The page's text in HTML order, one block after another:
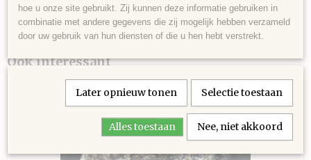
Ook interessant
hoe u onze site gebruikt. Zij kunnen deze informatie gebruiken in
combinatie met andere gegevens die zij mogelijk hebben verzameld
door uw gebruik van hun diensten of die u hen hebt verstrekt.
Later opnieuw tonen Selectie toestaan
Alles toestaan Nee, niet akkoord